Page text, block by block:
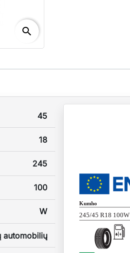
search
45
18
245
100
W
automobilių
Kumho
245/45 R18 100W